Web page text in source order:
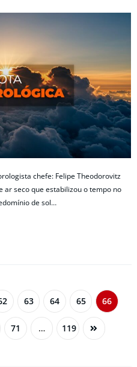
chefe: Felipe Theodorovitz
ar seco que estabilizou o tempo no
de sol…
63 64 65 66
71 … 119